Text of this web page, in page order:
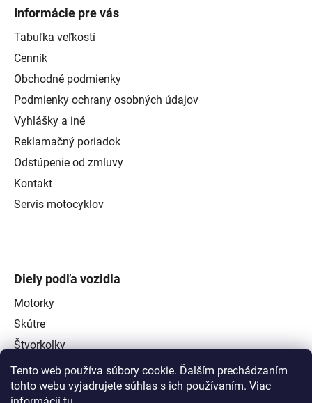
Tento web používa súbory cookie. Ďalším prechádzaním
tohto webu vyjadrujete súhlas s ich používaním. Viac
Informácie pre vás
Tabuľka veľkostí
Cenník
Obchodné podmienky
Podmienky ochrany osobných údajov
Vyhlášky a iné
Reklamačný poriadok
Odstúpenie od zmluvy
Kontakt
Servis motocyklov
Diely podľa vozidla
Motorky
Skútre
Štvorkolky